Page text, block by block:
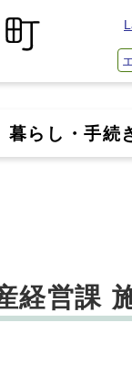
暮らし・手続
経営課